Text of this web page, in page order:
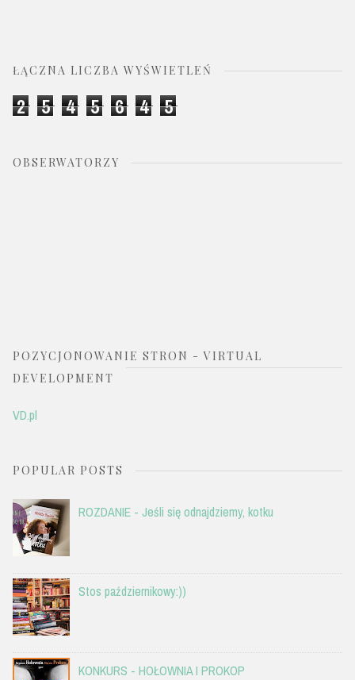
ŁĄCZNA LICZBA WYŚWIETLEŃ
2 5 4 5 6 4 5
OBSERWATORZY
POZYCJONOWANIE STRON - VIRTUAL
DEVELOPMENT
VD.pl
POPULAR POSTS
ROZDANIE - Jeśli się odnajdziemy, kotku
Stos październikowy:))
KONKURS - HOŁOWNIA I PROKOP